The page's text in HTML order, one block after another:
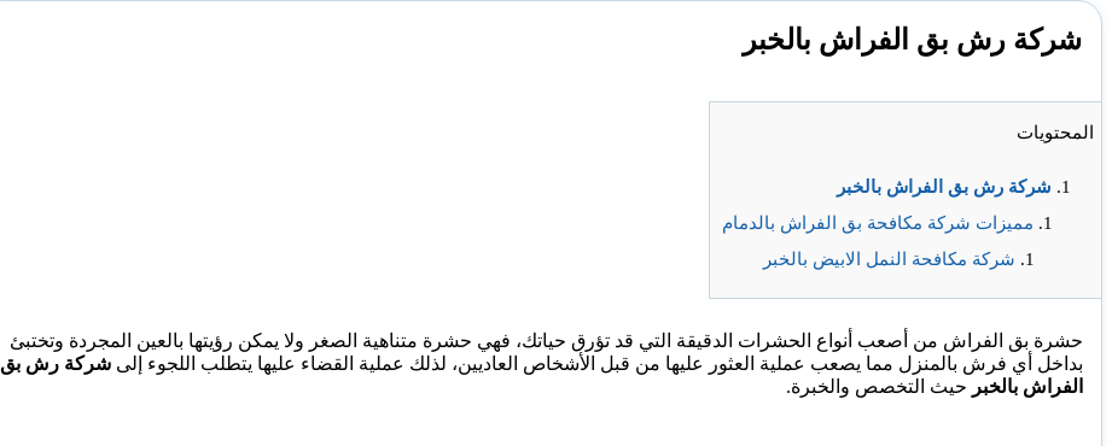
شركة رش بق الفراش بالخبر
المحتويات
شركة رش بق الفراش بالخبر
مميزات شركة مكافحة بق الفراش بالدمام
شركة مكافحة النمل الابيض بالخبر
حشرة بق الفراش من أصعب أنواع الحشرات الدقيقة التي قد تؤرق حياتك، فهي حشرة متناهية الصغر ولا يمكن رؤيتها بالعين المجردة وتختبئ
بداخل أي فرش بالمنزل مما يصعب عملية العثور عليها من قبل الأشخاص العاديين، لذلك عملية القضاء عليها يتطلب اللجوء إلى شركة رش بق
الفراش بالخبر حيث التخصص والخبرة.